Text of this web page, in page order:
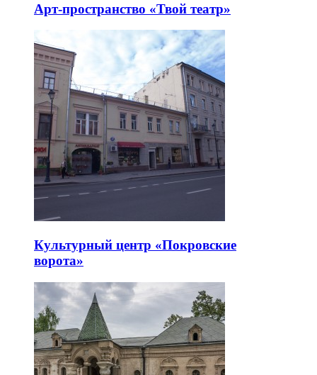
Арт-пространство «Твой театр»
Культурный центр «Покровские
ворота»